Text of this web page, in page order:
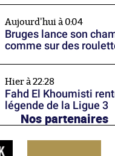
Aujourd'hui à 0:04
Bruges lance son
comme sur des
Hier à 22:28
Fahd El Khoumisti
légende de la Ligue 3
Nos partenaires